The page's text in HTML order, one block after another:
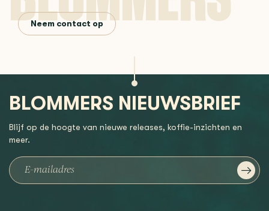
Neem contact op
BLOMMERS NIEUWSBRIEF
Blijf op de hoogte van nieuwe releases, koffie-inzichten en
meer.